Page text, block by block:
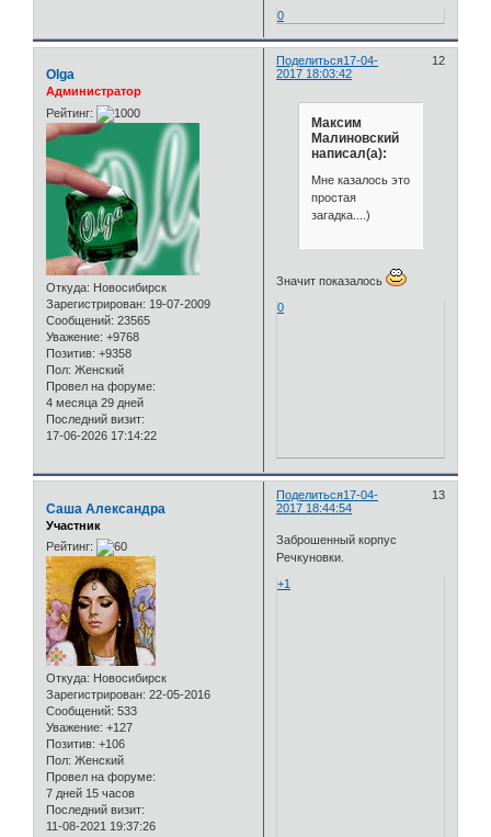
0
Поделиться 12
17-04-
2017 18:03:42
Olga
Администратор
Рейтинг:
Откуда: Новосибирск
Зарегистрирован: 19-07-2009
Сообщений: 23565
Уважение: +9768
Позитив: +9358
Пол: Женский
Провел на форуме:
4 месяца 29 дней
Последний визит:
17-06-2026 17:14:22
Максим
Малиновский
написал(а):
Мне казалось это
простая
загадка....)
Значит показалось
0
Поделиться 13
17-04-
2017 18:44:54
Саша Александра
Участник
Рейтинг:
Откуда: Новосибирск
Зарегистрирован: 22-05-2016
Сообщений: 533
Уважение: +127
Позитив: +106
Пол: Женский
Провел на форуме:
7 дней 15 часов
Последний визит:
11-08-2021 19:37:26
Заброшенный корпус
Речкуновки.
+1